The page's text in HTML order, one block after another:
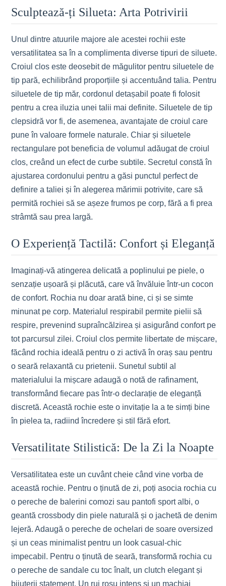
Sculptează-ți Silueta: Arta Potrivirii
Unul dintre atuurile majore ale acestei rochii este
versatilitatea sa în a complimenta diverse tipuri de siluete.
Croiul clos este deosebit de măgulitor pentru siluetele de
tip pară, echilibrând proporțiile și accentuând talia. Pentru
siluetele de tip măr, cordonul detașabil poate fi folosit
pentru a crea iluzia unei talii mai definite. Siluetele de tip
clepsidră vor fi, de asemenea, avantajate de croiul care
pune în valoare formele naturale. Chiar și siluetele
rectangulare pot beneficia de volumul adăugat de croiul
clos, creând un efect de curbe subtile. Secretul constă în
ajustarea cordonului pentru a găsi punctul perfect de
definire a taliei și în alegerea mărimii potrivite, care să
permită rochiei să se așeze frumos pe corp, fără a fi prea
strâmtă sau prea largă.
O Experiență Tactilă: Confort și Eleganță
Imaginați-vă atingerea delicată a poplinului pe piele, o
senzație ușoară și plăcută, care vă învăluie într-un cocon
de confort. Rochia nu doar arată bine, ci și se simte
minunat pe corp. Materialul respirabil permite pielii să
respire, prevenind supraîncălzirea și asigurând confort pe
tot parcursul zilei. Croiul clos permite libertate de mișcare,
făcând rochia ideală pentru o zi activă în oraș sau pentru
o seară relaxantă cu prietenii. Sunetul subtil al
materialului la mișcare adaugă o notă de rafinament,
transformând fiecare pas într-o declarație de eleganță
discretă. Această rochie este o invitație la a te simți bine
în pielea ta, radiind încredere și stil fără efort.
Versatilitate Stilistică: De la Zi la Noapte
Versatilitatea este un cuvânt cheie când vine vorba de
această rochie. Pentru o ținută de zi, poți asocia rochia cu
o pereche de balerini comozi sau pantofi sport albi, o
geantă crossbody din piele naturală și o jachetă de denim
lejeră. Adaugă o pereche de ochelari de soare oversized
și un ceas minimalist pentru un look casual-chic
impecabil. Pentru o ținută de seară, transformă rochia cu
o pereche de sandale cu toc înalt, un clutch elegant și
bijuterii statement. Un ruj roșu intens și un machiaj